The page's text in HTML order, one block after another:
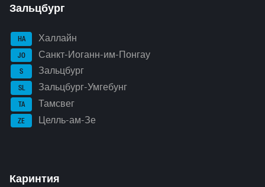
Зальцбург
HA Халлайн
JO Санкт-Иоганн-им-Понгау
S Зальцбург
SL Зальцбург-Умгебунг
TA Тамсвег
ZE Целль-ам-Зе
Каринтия